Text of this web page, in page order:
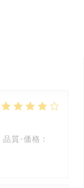
品質-価格 :